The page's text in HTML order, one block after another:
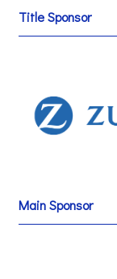
Title Sponsor
Main Sponsor